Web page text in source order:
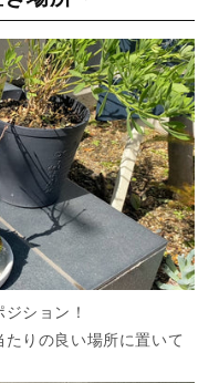
ション！
りの良い場所に置いて